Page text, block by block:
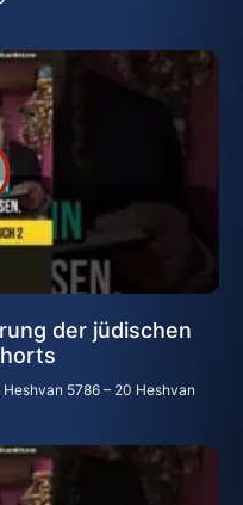
der jüdischen
5786 – 20 Heshvan